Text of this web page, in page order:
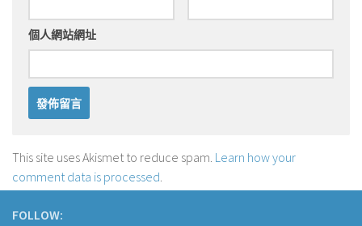
個人網站網址
This site uses Akismet to reduce spam. Learn how your
comment data is processed.
FOLLOW: